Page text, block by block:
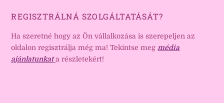
REGISZTRÁLNÁ SZOLGÁLTATÁSÁT?
Ha szeretné hogy az Ön vállalkozása is szerepeljen az
oldalon regisztrálja még ma! Tekintse megmédia
ajánlatunkat a részletekért!